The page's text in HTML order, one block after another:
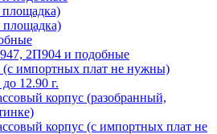
2П904 и подобные
импортных плат не нужны)
12.90 г.
корпус (разобранный,
корпус (с импортных плат не